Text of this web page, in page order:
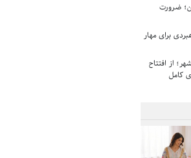
ضرورت
برای مهار
از افتتاح
کامل